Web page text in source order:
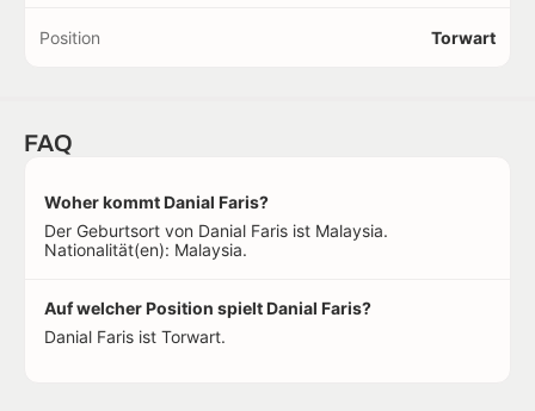
Position Torwart
FAQ
Woher kommt Danial Faris?
Der Geburtsort von Danial Faris ist Malaysia.
Nationalität(en): Malaysia.
Auf welcher Position spielt Danial Faris?
Danial Faris ist Torwart.